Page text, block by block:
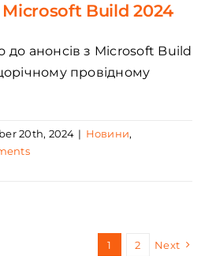
Build 2024
до анонсів з Microsoft Build
провідному
20th, 2024 | Новини,
1 2 Next